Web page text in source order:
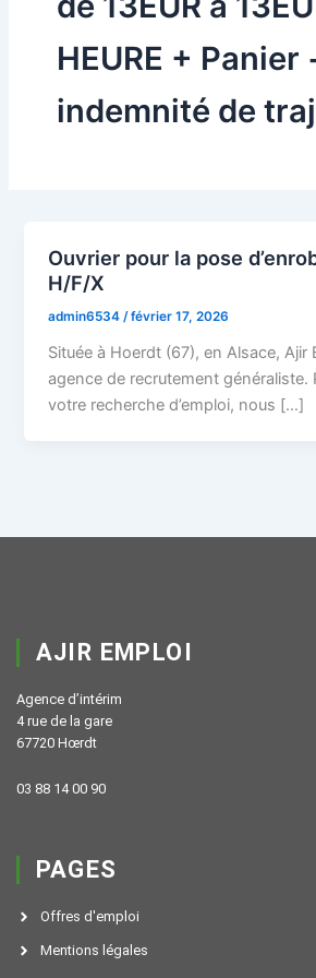
HEURE + Panier
indemnité de
Ouvrier pour la pose
H/F/X
admin6534 /février 17, 2026
Située à Hoerdt (67), en Alsace, Ajir
agence de recrutement généraliste.
votre recherche d’emploi, nous […]
AJIR EMPLOI
Agence d’intérim
4 rue de la gare
67720 Hœrdt
03 88 14 00 90
PAGES
Offres d'emploi
Mentions légales